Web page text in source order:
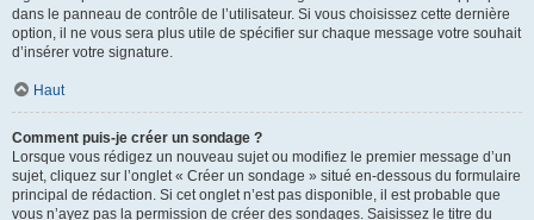
dans le panneau de contrôle de l’utilisateur. Si vous choisissez cette dernière
option, il ne vous sera plus utile de spécifier sur chaque message votre souhait
d’insérer votre signature.
Haut
Comment puis-je créer un sondage ?
Lorsque vous rédigez un nouveau sujet ou modifiez le premier message d’un
sujet, cliquez sur l’onglet « Créer un sondage » situé en-dessous du formulaire
principal de rédaction. Si cet onglet n’est pas disponible, il est probable que
vous n’ayez pas la permission de créer des sondages. Saisissez le titre du